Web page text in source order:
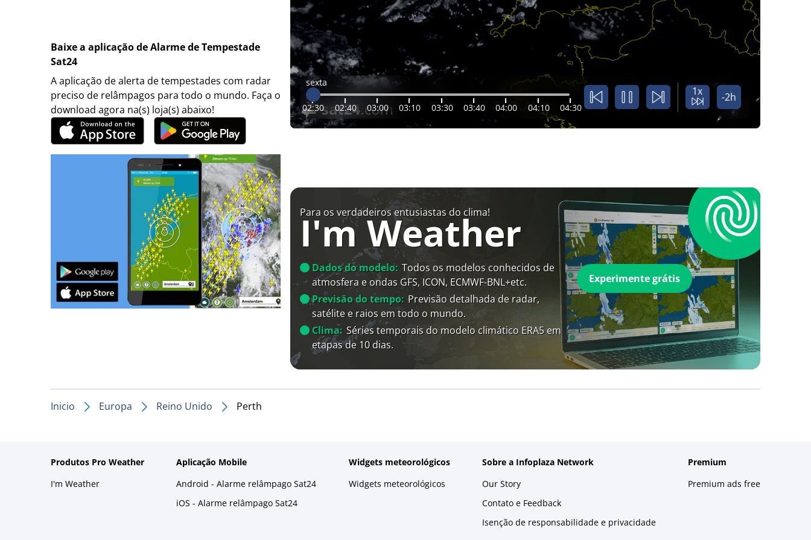
Baixe a aplicação de Alarme de Tempestade
Sat24
A aplicação de alerta de tempestades com radar
preciso de relâmpagos para todo o mundo. Faça o
download agora na(s) loja(s) abaixo!
sexta
02:30 02:40 03:00 03:10 03:30 03:40 04:00 04:10 04:30
1x -2h
Para os verdadeiros entusiastas do clima!
I'm Weather
Dados do modelo: Todos os modelos conhecidos de
atmosfera e ondas GFS, ICON, ECMWF-BNL+etc.
Previsão do tempo: Previsão detalhada de radar,
satélite e raios em todo o mundo.
Clima: Séries temporais do modelo climático ERA5 em
etapas de 10 dias.
Experimente grátis
Inicio Europa Reino Unido Perth
Produtos Pro Weather
I'm Weather
Aplicação Mobile
Android - Alarme relâmpago Sat24
iOS - Alarme relâmpago Sat24
Widgets meteorológicos
Widgets meteorológicos
Sobre a Infoplaza Network
Our Story
Contato e Feedback
Isenção de responsabilidade e privacidade
Premium
Premium ads free